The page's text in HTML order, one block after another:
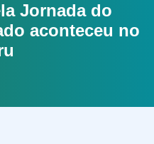
Jornada do
aconteceu no